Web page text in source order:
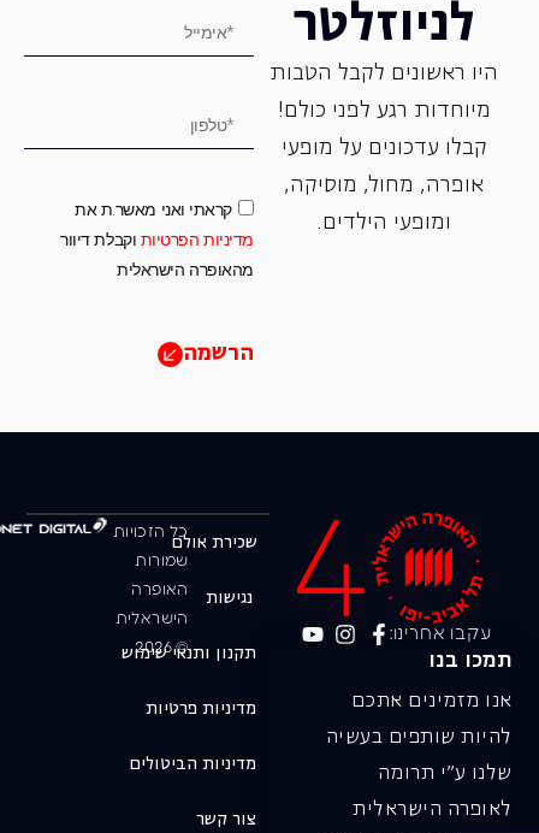
לניוזלטר
היו ראשונים לקבל הטבות
מיוחדות רגע לפני כולם!
קבלו עדכונים על מופעי
אופרה, ‏מחול, ‏מוסיקה,
ומופעי הילדים.
קראתי ואני מאשר.ת את
מדיניות הפרטיות וקבלת דיוור
מהאופרה הישראלית
הרשמה
עקבו אחרינו:
תמכו בנו
אנו מזמינים אתכם
להיות שותפים בעשיה
שלנו ע"י תרומה
לאופרה הישראלית
כל הזכויות
שמורות
האופרה
הישראלית
© 2026
שכירת אולם
נגישות
תקנון ותנאי שימוש
מדיניות פרטיות
מדיניות הביטולים
צור קשר